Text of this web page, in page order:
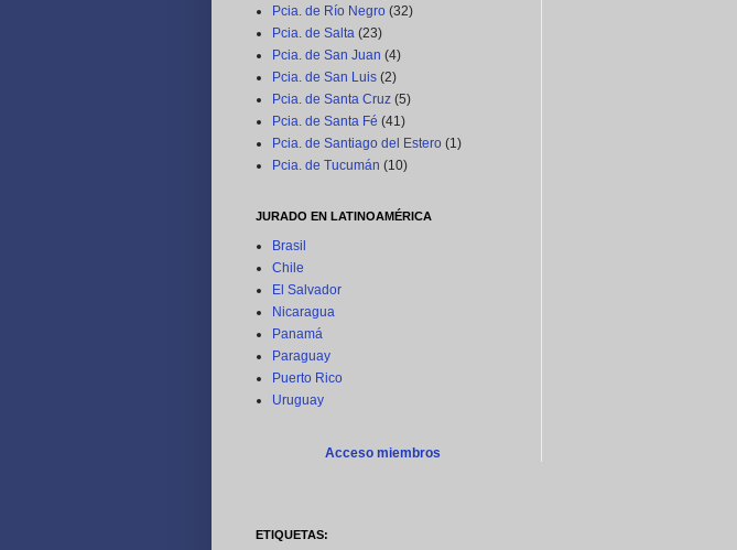
Pcia. de Río Negro (32)
Pcia. de Salta (23)
Pcia. de San Juan (4)
Pcia. de San Luis (2)
Pcia. de Santa Cruz (5)
Pcia. de Santa Fé (41)
Pcia. de Santiago del Estero (1)
Pcia. de Tucumán (10)
JURADO EN LATINOAMÉRICA
Brasil
Chile
El Salvador
Nicaragua
Panamá
Paraguay
Puerto Rico
Uruguay
Acceso miembros
ETIQUETAS: